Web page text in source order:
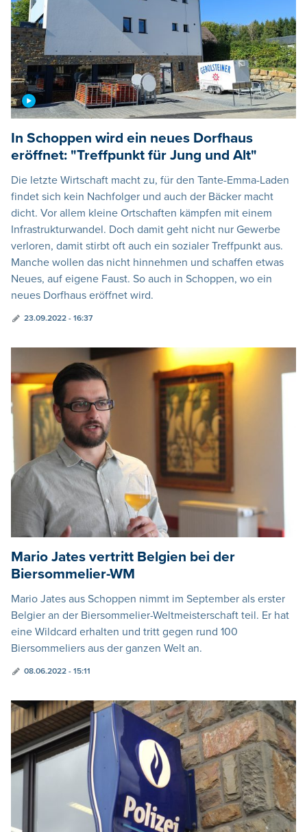
In Schoppen wird ein neues Dorfhaus
eröffnet: "Treffpunkt für Jung und Alt"
Die letzte Wirtschaft macht zu, für den Tante-Emma-Laden
findet sich kein Nachfolger und auch der Bäcker macht
dicht. Vor allem kleine Ortschaften kämpfen mit einem
Infrastrukturwandel. Doch damit geht nicht nur Gewerbe
verloren, damit stirbt oft auch ein sozialer Treffpunkt aus.
Manche wollen das nicht hinnehmen und schaffen etwas
Neues, auf eigene Faust. So auch in Schoppen, wo ein
neues Dorfhaus eröffnet wird.
23.09.2022 - 16:37
Mario Jates vertritt Belgien bei der
Biersommelier-WM
Mario Jates aus Schoppen nimmt im September als erster
Belgier an der Biersommelier-Weltmeisterschaft teil. Er hat
eine Wildcard erhalten und tritt gegen rund 100
Biersommeliers aus der ganzen Welt an.
08.06.2022 - 15:11